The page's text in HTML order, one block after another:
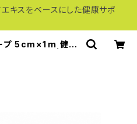
エキスをベースにした健康サポ
プ 5cm×1ｍ 健康